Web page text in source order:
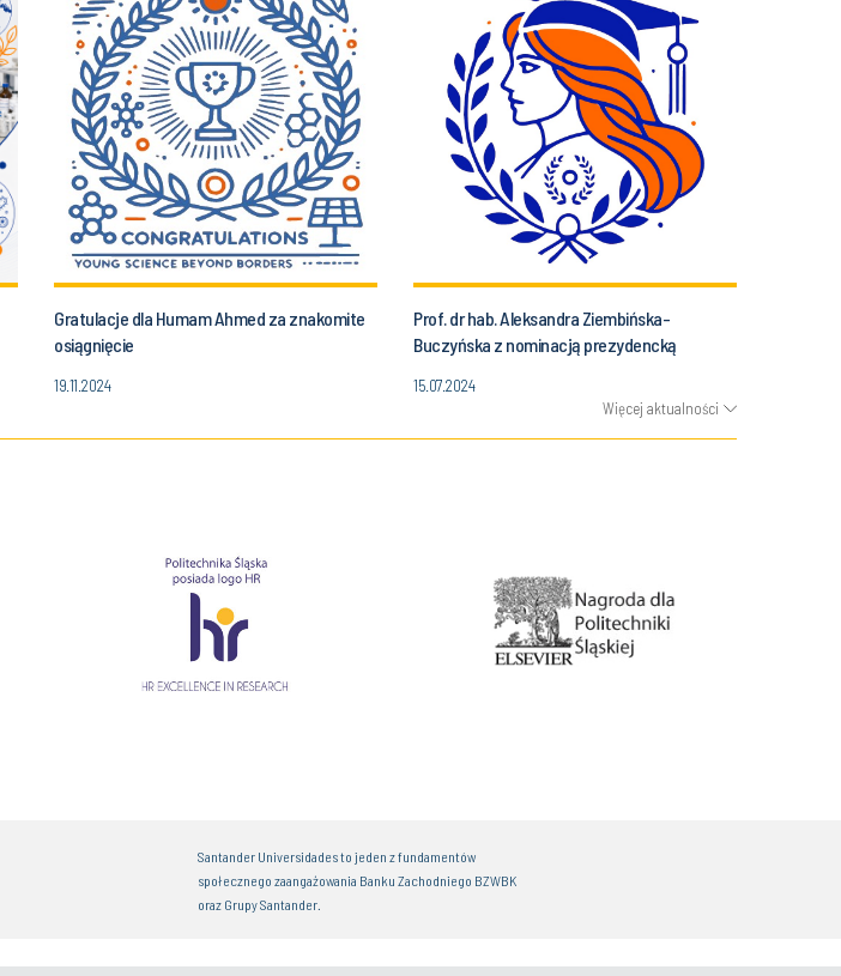
Gratulacje dla Humam Ahmed za znakomite
osiągnięcie
19.11.2024
Prof. dr hab. Aleksandra Ziembińska-
Buczyńska z nominacją prezydencką
15.07.2024
Więcej aktualności
Santander Universidades to jeden z fundamentów
społecznego zaangażowania Banku Zachodniego BZWBK
oraz Grupy Santander.